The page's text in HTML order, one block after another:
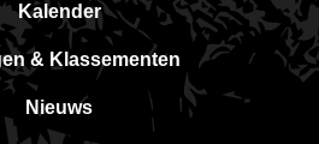
Kalender
& Klassementen
Nieuws